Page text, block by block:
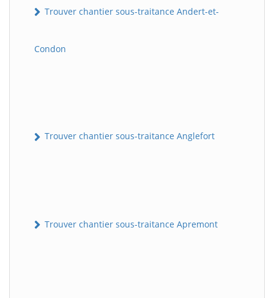
Trouver chantier sous-traitance Andert-et-
Condon
Trouver chantier sous-traitance Anglefort
Trouver chantier sous-traitance Apremont